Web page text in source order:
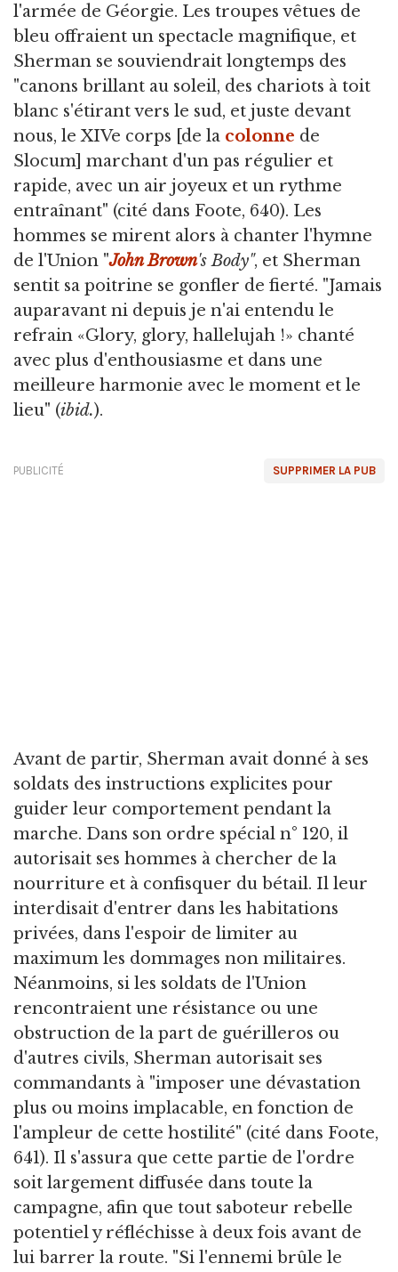
l'armée de Géorgie. Les troupes vêtues de
bleu offraient un spectacle magnifique, et
Sherman se souviendrait longtemps des
"canons brillant au soleil, des chariots à toit
blanc s'étirant vers le sud, et juste devant
nous, le XIVe corps [de la colonne de
Slocum] marchant d'un pas régulier et
rapide, avec un air joyeux et un rythme
entraînant" (cité dans Foote, 640). Les
hommes se mirent alors à chanter l'hymne
de l'Union "John Brown's Body", et Sherman
sentit sa poitrine se gonfler de fierté. "Jamais
auparavant ni depuis je n'ai entendu le
refrain «Glory, glory, hallelujah !» chanté
avec plus d'enthousiasme et dans une
meilleure harmonie avec le moment et le
lieu" (ibid.).
SUPPRIMER LA PUB
PUBLICITÉ
Avant de partir, Sherman avait donné à ses
soldats des instructions explicites pour
guider leur comportement pendant la
marche. Dans son ordre spécial n° 120, il
autorisait ses hommes à chercher de la
nourriture et à confisquer du bétail. Il leur
interdisait d'entrer dans les habitations
privées, dans l'espoir de limiter au
maximum les dommages non militaires.
Néanmoins, si les soldats de l'Union
rencontraient une résistance ou une
obstruction de la part de guérilleros ou
d'autres civils, Sherman autorisait ses
commandants à "imposer une dévastation
plus ou moins implacable, en fonction de
l'ampleur de cette hostilité" (cité dans Foote,
641). Il s'assura que cette partie de l'ordre
soit largement diffusée dans toute la
campagne, afin que tout saboteur rebelle
potentiel y réfléchisse à deux fois avant de
lui barrer la route. "Si l'ennemi brûle le